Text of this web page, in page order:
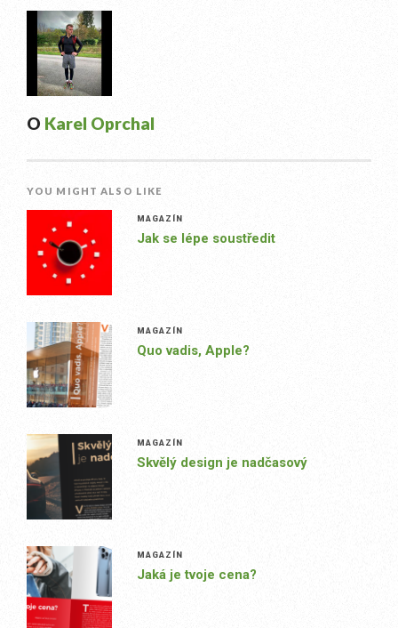
O Karel Oprchal
YOU MIGHT ALSO LIKE
MAGAZÍN
Jak se lépe soustředit
MAGAZÍN
Quo vadis, Apple?
MAGAZÍN
Skvělý design je nadčasový
MAGAZÍN
Jaká je tvoje cena?